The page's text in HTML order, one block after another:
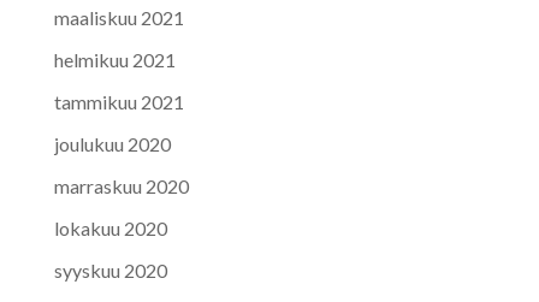
maaliskuu 2021
helmikuu 2021
tammikuu 2021
joulukuu 2020
marraskuu 2020
lokakuu 2020
syyskuu 2020